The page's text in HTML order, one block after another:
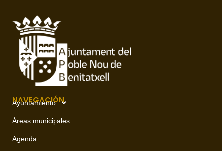
NAVEGACIÓN
Ayuntamiento
Áreas municipales
Agenda